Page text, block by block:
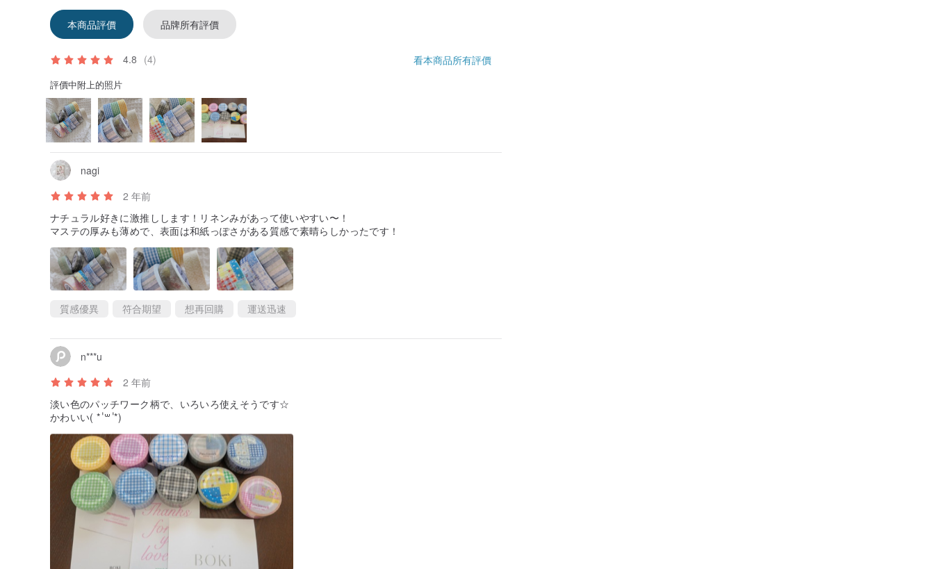
本商品評價 品牌所有評價
4.8 (4) 看本商品所有評價
評價中附上的照片
nagi
2 年前
ナチュラル好きに激推しします！リネンみがあって使いやすい〜！
マステの厚みも薄めで、表面は和紙っぽさがある質感で素晴らしかったです！
質感優異 符合期望 想再回購 運送迅速
n***u
2 年前
淡い色のパッチワーク柄で、いろいろ使えそうです‪☆
かわいい( * ॑꒳ ॑*)